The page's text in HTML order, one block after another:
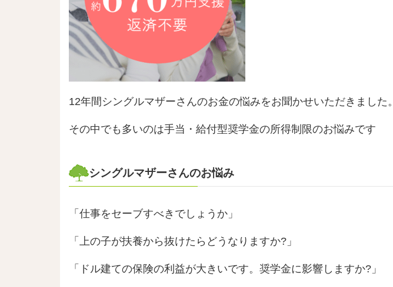
12年間シングルマザーさんのお金の悩みをお聞かせいただきました。
その中でも多いのは手当・給付型奨学金の所得制限のお悩みです
シングルマザーさんのお悩み
「仕事をセーブすべきでしょうか」
「上の子が扶養から抜けたらどうなりますか?」
「ドル建ての保険の利益が大きいです。奨学金に影響しますか?」